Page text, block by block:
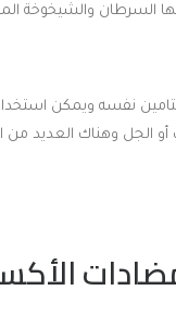
والشيخوخة
الجل وهناك العديد من